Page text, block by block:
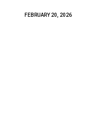
FEBRUARY 20, 2026